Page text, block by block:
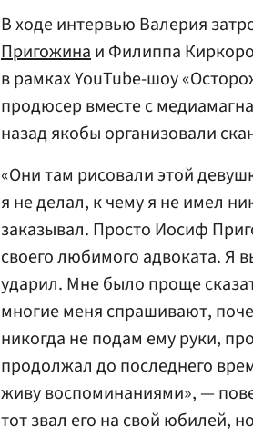
В ходе интервью Валерия
Пригожинаи Филиппа
в рамках YouTube-шоу
продюсер вместе с
назад якобы организовали
«Они там рисовали этой
я не делал, к чему я не имел
заказывал. Просто Иосиф
своего любимого адвоката. Я
ударил. Мне было проще
многие меня спрашивают,
никогда не подам ему руки,
продолжал до последнего
живу воспоминаниями», —
тот звал его на свой юбилей,